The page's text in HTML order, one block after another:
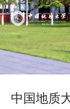
中国地质